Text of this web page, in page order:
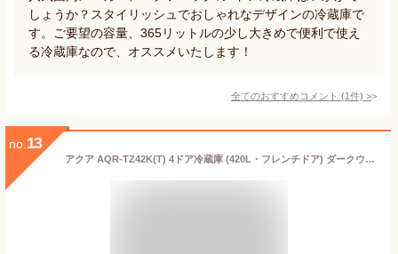
しょうか？スタイリッシュでおしゃれなデザインの冷蔵庫で
す。ご要望の容量、365リットルの少し大きめで便利で使え
る冷蔵庫なので、オススメいたします！
全てのおすすめコメント (1件) >
no. 13
アクア AQR-TZ42K(T) 4ドア冷蔵庫 (420L・フレンチドア) ダークウッドブラウン